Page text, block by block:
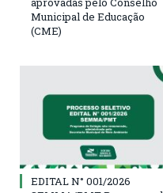
Municipal de Educação
(CME)
EDITAL N° 001/2026